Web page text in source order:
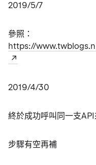
2019/5/7
參照：
https://
2019/4/30
終於成功呼叫同一支
步驟有空再補